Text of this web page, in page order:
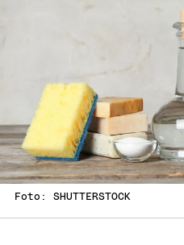
Foto: SHUTTERSTOCK